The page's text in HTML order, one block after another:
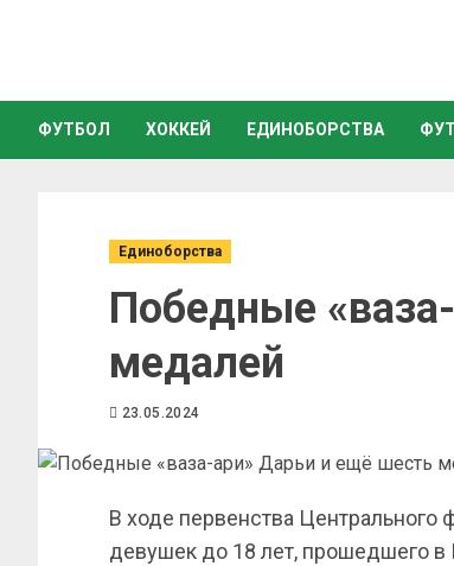
ФУТБОЛ ХОККЕЙ ЕДИНОБОРСТВА
Единоборства
Победные
медалей
23.05.2024
В ходе первенства
девушек до 18 лет, прошедшего в